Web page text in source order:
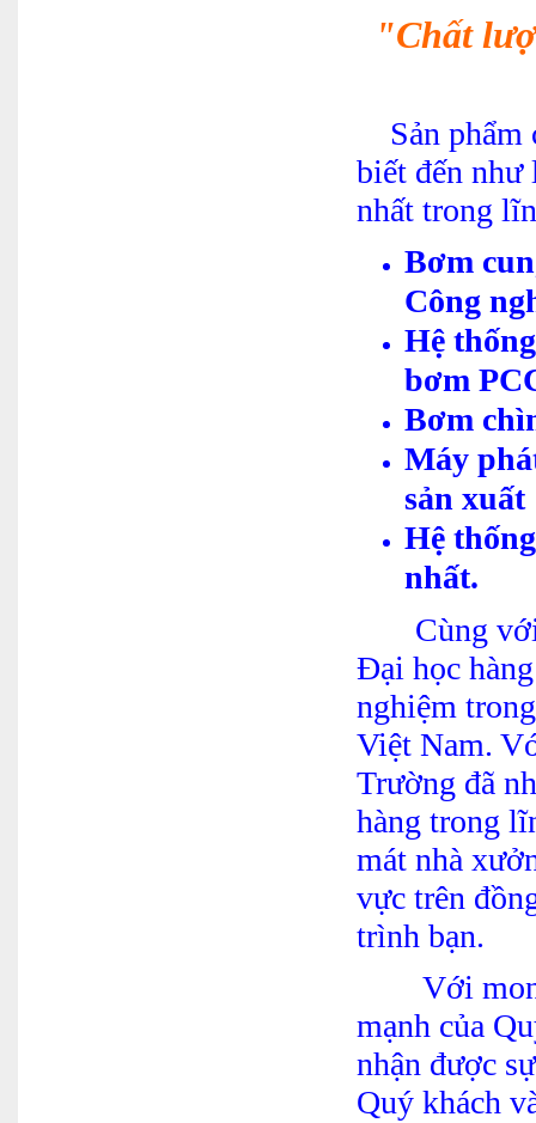
"Chất
Sản phẩm
biết đến như
nhất trong
Bơm
Công
Hệ
bơm
Bơm
Máy
sản xuất
Hệ
nhất.
Cùng với
Đại học
nghiệm
Việt Nam.
Trường đã
hàng trong
mát nhà
vực trên
trình bạn.
Với mong
mạnh của
nhận được
Quý khách